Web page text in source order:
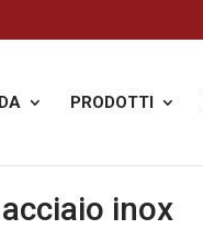
PRODOTTI
inox